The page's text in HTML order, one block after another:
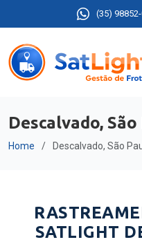
(35)
Descalvado,
Home Descalvado, São
SATLIGHT